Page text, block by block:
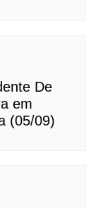
De
em
(05/09)